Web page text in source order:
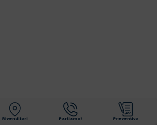
Rivenditori Parliamo! Preventivo